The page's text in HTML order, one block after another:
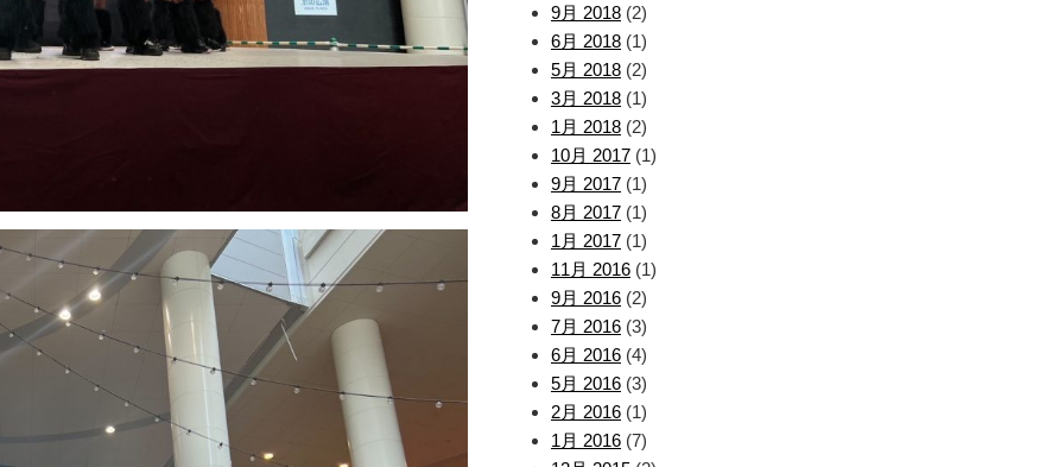
9月 2018 (2)
6月 2018 (1)
5月 2018 (2)
3月 2018 (1)
1月 2018 (2)
10月 2017 (1)
9月 2017 (1)
8月 2017 (1)
1月 2017 (1)
11月 2016 (1)
9月 2016 (2)
7月 2016 (3)
6月 2016 (4)
5月 2016 (3)
2月 2016 (1)
1月 2016 (7)